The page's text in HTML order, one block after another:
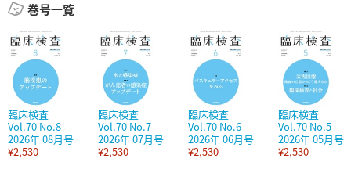
巻号一覧
臨床検査
Vol.70 No.8
2026年 08月号
¥2,530
臨床検査
Vol.70 No.7
2026年 07月号
¥2,530
臨床検査
Vol.70 No.6
2026年 06月号
¥2,530
臨床検査
Vol.70 No.5
2026年 05月号
¥2,530